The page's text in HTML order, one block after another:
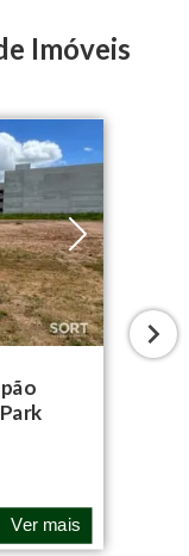
Imóveis
Ver mais